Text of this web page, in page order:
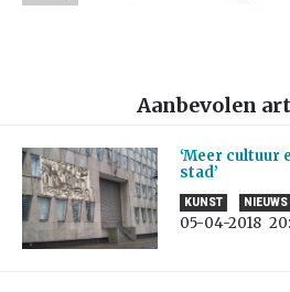
Aanbevolen
‘Meer cultuur
stad’
KUNST NIEUWS
05-04-2018